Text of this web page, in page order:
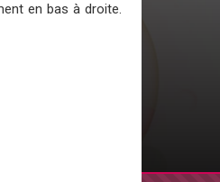
en bas à droite.